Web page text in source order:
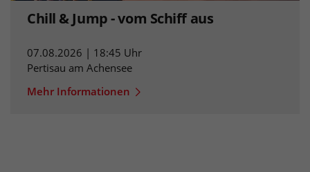
Chill & Jump - vom Schiff aus
07.08.2026 | 18:45 Uhr
Pertisau am Achensee
Mehr Informationen